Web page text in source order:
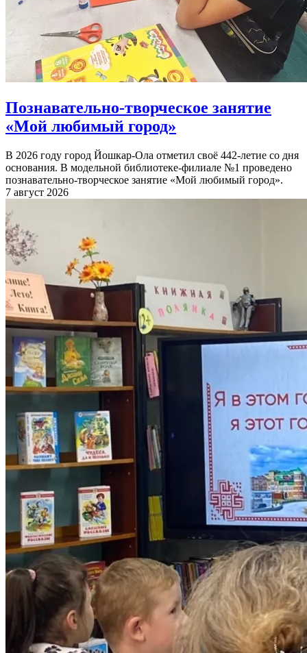
Познавательно-творческое занятие
«Мой любимый город»
В 2026 году город Йошкар-Ола отметил своё 442-летие со дня
основания. В модельной библиотеке-филиале №1 проведено
познавательно-творческое занятие «Мой любимый город».
7 август 2026